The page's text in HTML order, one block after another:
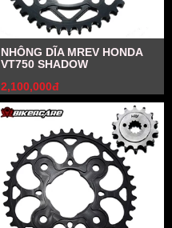
NHÔNG DĨA MREV HONDA
VT750 SHADOW
2,100,000đ